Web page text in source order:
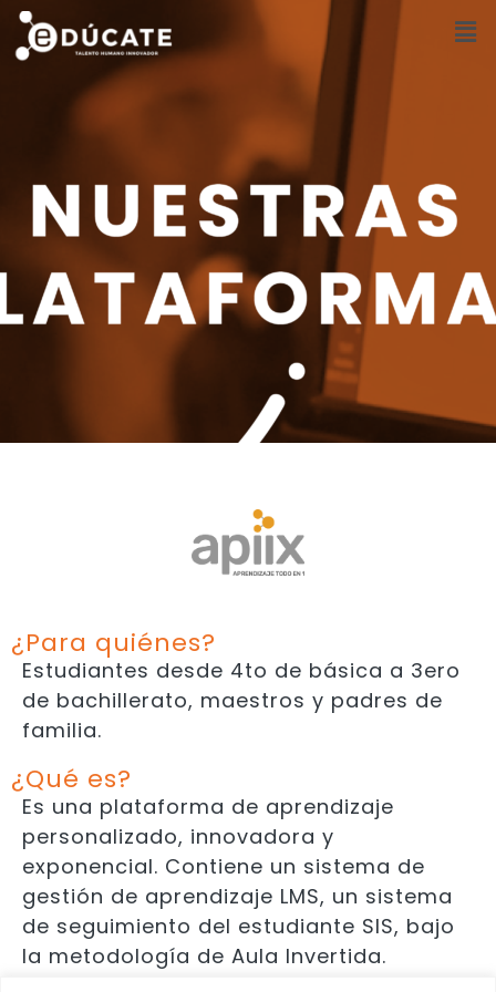
¿Para quiénes?
Estudiantes desde 4to de básica a 3ero
de bachillerato, maestros y padres de
familia.
¿Qué es?
Es una plataforma de aprendizaje
personalizado, innovadora y
exponencial. Contiene un sistema de
gestión de aprendizaje LMS, un sistema
de seguimiento del estudiante SIS, bajo
la metodología de Aula Invertida.